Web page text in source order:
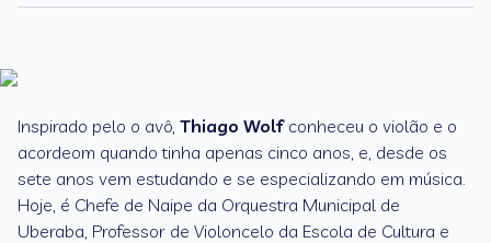
Inspirado pelo o avô, Thiago Wolfconheceu o violão e o
acordeom quando tinha apenas cinco anos, e, desde os
sete anos vem estudando e se especializando em música.
Hoje, é Chefe de Naipe da Orquestra Municipal de
Uberaba, Professor de Violoncelo da Escola de Cultura e